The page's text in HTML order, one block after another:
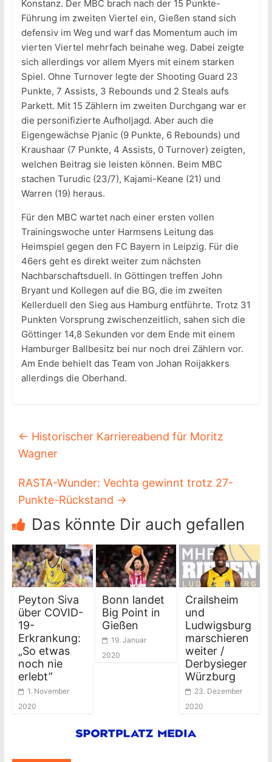
Konstanz. Der MBC brach nach der 15 Punkte-
Führung im zweiten Viertel ein, Gießen stand sich
defensiv im Weg und warf das Momentum auch im
vierten Viertel mehrfach beinahe weg. Dabei zeigte
sich allerdings vor allem Myers mit einem starken
Spiel. Ohne Turnover legte der Shooting Guard 23
Punkte, 7 Assists, 3 Rebounds und 2 Steals aufs
Parkett. Mit 15 Zählern im zweiten Durchgang war er
die personifizierte Aufholjagd. Aber auch die
Eigengewächse Pjanic (9 Punkte, 6 Rebounds) und
Kraushaar (7 Punkte, 4 Assists, 0 Turnover) zeigten,
welchen Beitrag sie leisten können. Beim MBC
stachen Turudic (23/7), Kajami-Keane (21) und
Warren (19) heraus.
Für den MBC wartet nach einer ersten vollen
Trainingswoche unter Harmsens Leitung das
Heimspiel gegen den FC Bayern in Leipzig. Für die
46ers geht es direkt weiter zum nächsten
Nachbarschaftsduell. In Göttingen treffen John
Bryant und Kollegen auf die BG, die im zweiten
Kellerduell den Sieg aus Hamburg entführte. Trotz 31
Punkten Vorsprung zwischenzeitlich, sahen sich die
Göttinger 14,8 Sekunden vor dem Ende mit einem
Hamburger Ballbesitz bei nur noch drei Zählern vor.
Am Ende behielt das Team von Johan Roijakkers
allerdings die Oberhand.
← Historischer Karriereabend für Moritz
Wagner
RASTA-Wunder: Vechta gewinnt trotz 27-
Punkte-Rückstand →
Das könnte Dir auch gefallen
Peyton Siva
über COVID-
19-
Erkrankung:
„So etwas
noch nie
erlebt”
1. November
2020
Bonn landet
Big Point in
Gießen
19. Januar
2020
Crailsheim
und
Ludwigsburg
marschieren
weiter /
Derbysieger
Würzburg
23. Dezember
2020